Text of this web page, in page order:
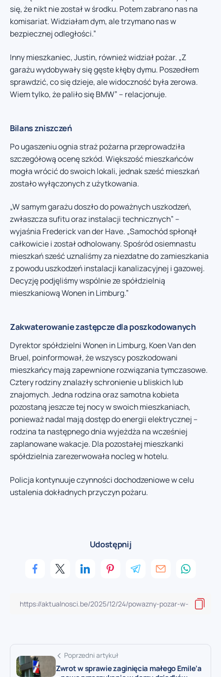
się, że nikt nie został w środku. Potem zabrano nas na
komisariat. Widziałam dym, ale trzymano nas w
bezpiecznej odległości.”
Inny mieszkaniec, Justin, również widział pożar. „Z
garażu wydobywały się gęste kłęby dymu. Poszedłem
sprawdzić, co się dzieje, ale widoczność była zerowa.
Wiem tylko, że paliło się BMW” – relacjonuje.
Bilans zniszczeń
Po ugaszeniu ognia straż pożarna przeprowadziła
szczegółową ocenę szkód. Większość mieszkańców
mogła wrócić do swoich lokali, jednak sześć mieszkań
zostało wyłączonych z użytkowania.
„W samym garażu doszło do poważnych uszkodzeń,
zwłaszcza sufitu oraz instalacji technicznych” –
wyjaśnia Frederick van der Have. „Samochód spłonął
całkowicie i został odholowany. Spośród osiemnastu
mieszkań sześć uznaliśmy za niezdatne do zamieszkania
z powodu uszkodzeń instalacji kanalizacyjnej i gazowej.
Decyzję podjęliśmy wspólnie ze spółdzielnią
mieszkaniową Wonen in Limburg.”
Zakwaterowanie zastępcze dla poszkodowanych
Dyrektor spółdzielni Wonen in Limburg, Koen Van den
Bruel, poinformował, że wszyscy poszkodowani
mieszkańcy mają zapewnione rozwiązania tymczasowe.
Cztery rodziny znalazły schronienie u bliskich lub
znajomych. Jedna rodzina oraz samotna kobieta
pozostaną jeszcze tej nocy w swoich mieszkaniach,
ponieważ nadal mają dostęp do energii elektrycznej –
rodzina ta następnego dnia wyjeżdża na wcześniej
zaplanowane wakacje. Dla pozostałej mieszkanki
spółdzielnia zarezerwowała nocleg w hotelu.
Policja kontynuuje czynności dochodzeniowe w celu
ustalenia dokładnych przyczyn pożaru.
Udostępnij
Poprzedni artykuł
Zwrot w sprawie zaginięcia małego Emile’a